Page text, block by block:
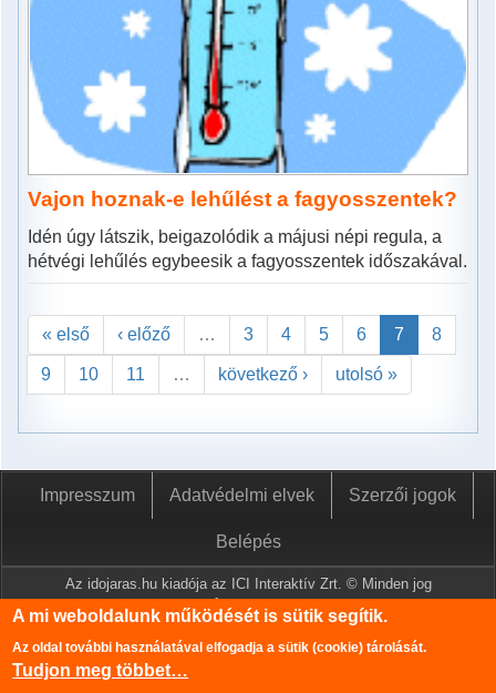
Vajon hoznak-e lehűlést a fagyosszentek?
Idén úgy látszik, beigazolódik a májusi népi regula, a
hétvégi lehűlés egybeesik a fagyosszentek időszakával.
« első ‹ előző … 3 4 5 6 7 8
9 10 11 … következő › utolsó »
Impresszum Adatvédelmi elvek Szerzői jogok
Belépés
Az idojaras.hu kiadója az ICI Interaktív Zrt. © Minden jog
fenntartva.
A www.idojaras.hu oldalon megjelenő tartalmakat a szerzői jogról
szóló 1999. évi LXXVI. törvény értelmében az ICI Interaktív Zrt
írásos engedélye nélkül tilos lemásolni és közzétenni.
A mi weboldalunk működését is sütik segítik.
Az oldal további használatával elfogadja a sütik (cookie) tárolását.
Tudjon meg többet…